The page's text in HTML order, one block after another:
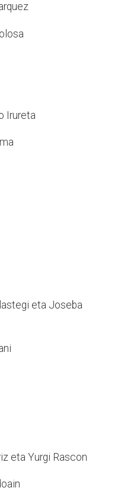
Irureta
eta Joseba
eta Yurgi Rascon